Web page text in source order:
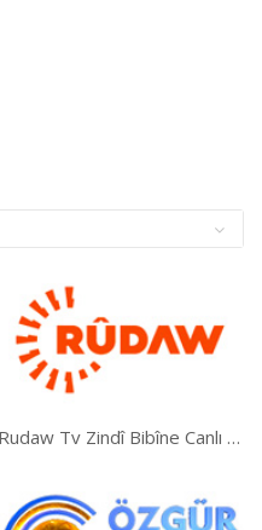
Rudaw Tv Zindî Bibîne Canlı İzle